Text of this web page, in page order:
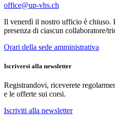
office@up-vhs.ch
Il venerdì il nostro ufficio è chiuso.
presenza di ciascun collaboratore/
Orari della sede amministrativa
Iscriversi alla newsletter
Registrandovi, riceverete
e le offerte sui corsi.
Iscriviti alla newsletter